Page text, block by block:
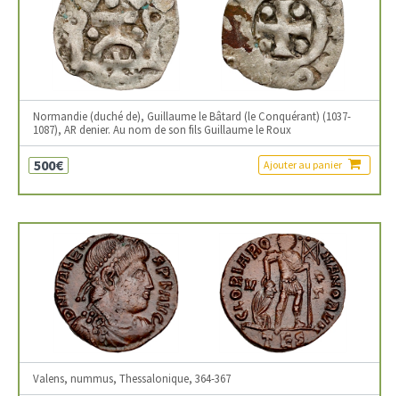
Normandie (duché de), Guillaume le Bâtard (le Conquérant) (1037-
1087), AR denier. Au nom de son fils Guillaume le Roux
500€ Ajouter au panier
Valens, nummus, Thessalonique, 364-367